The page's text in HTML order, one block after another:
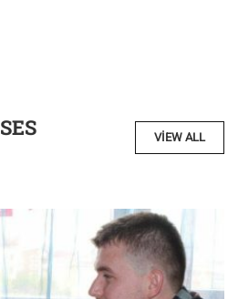
VIEW ALL